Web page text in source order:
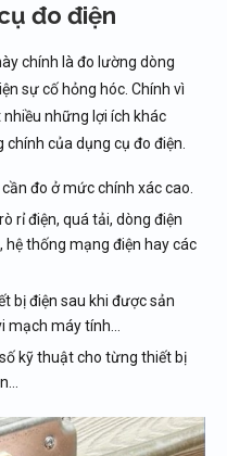
đo điện
chính là đo lường dòng
sự cố hỏng hóc. Chính vì
những lợi ích khác
của dụng cụ đo điện.
đo ở mức chính xác cao.
rỉ điện, quá tải, dòng điện
thống mạng điện hay các
bị điện sau khi được sản
mạch máy tính…
kỹ thuật cho từng thiết bị